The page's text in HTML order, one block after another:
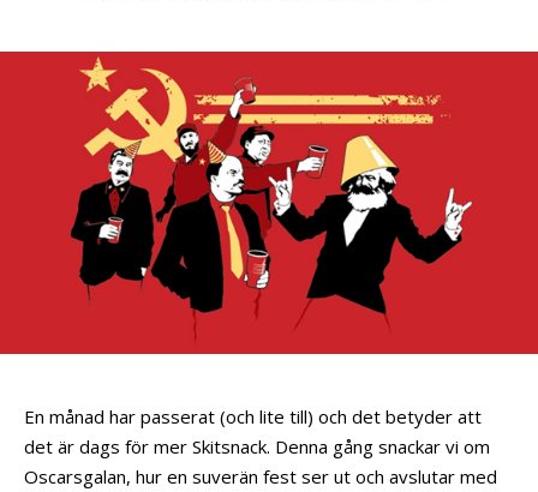
En månad har passerat (och lite till) och det betyder att
det är dags för mer Skitsnack. Denna gång snackar vi om
Oscarsgalan, hur en suverän fest ser ut och avslutar med